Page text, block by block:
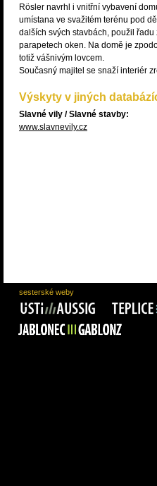
Rösler navrhl i vnitřní vybavení
umístana ve svažitém terénu pod
dalších svých stavbách, použil
parapetech oken. Na domě je
totiž vášnivým lovcem.
Současný majitel se snaží interiér
Výskyty v jiných
Slavné vily / Slavné stavby:
www.slavnevily.cz
sesterské weby